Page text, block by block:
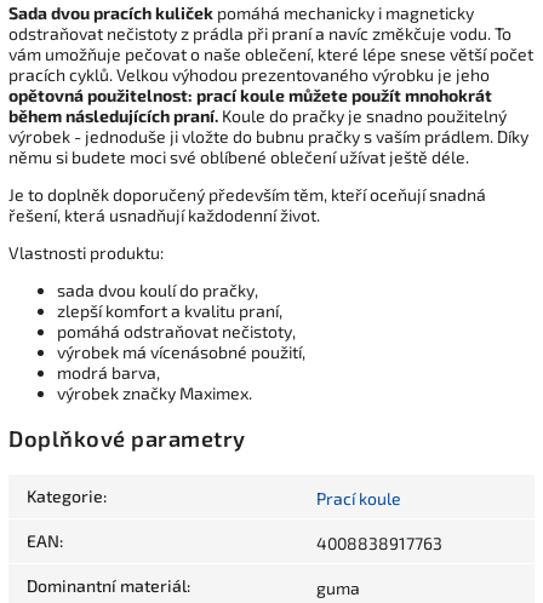
Sada dvou pracích kuliček pomáhá mechanicky i magneticky
odstraňovat nečistoty z prádla při praní a navíc změkčuje vodu. To
vám umožňuje pečovat o naše oblečení, které lépe snese větší počet
pracích cyklů. Velkou výhodou prezentovaného výrobku je jeho
opětovná použitelnost: prací koule můžete použít mnohokrát
během následujících praní. Koule do pračky je snadno použitelný
výrobek - jednoduše ji vložte do bubnu pračky s vaším prádlem. Díky
němu si budete moci své oblíbené oblečení užívat ještě déle.
Je to doplněk doporučený především těm, kteří oceňují snadná
řešení, která usnadňují každodenní život.
Vlastnosti produktu:
sada dvou koulí do pračky,
zlepší komfort a kvalitu praní,
pomáhá odstraňovat nečistoty,
výrobek má vícenásobné použití,
modrá barva,
výrobek značky Maximex.
Doplňkové parametry
Kategorie: Prací koule
EAN: 4008838917763
Dominantní materiál: guma